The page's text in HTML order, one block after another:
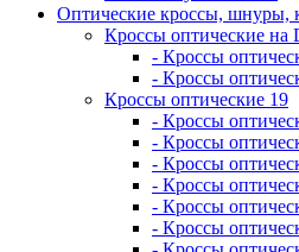
Оптические кроссы, шнуры,
Кроссы оптические на
- Кроссы
- Кроссы
Кроссы оптические 19
- Кроссы
- Кроссы
- Кроссы
- Кроссы
- Кроссы
- Кроссы